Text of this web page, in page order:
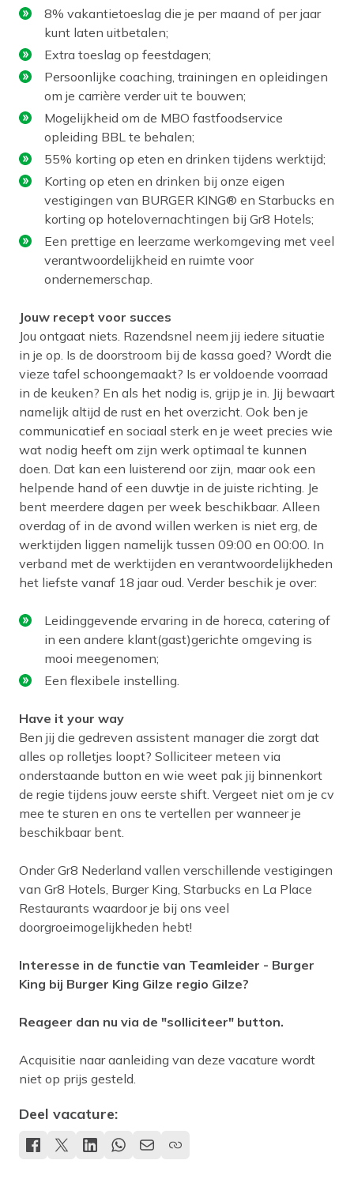
8% vakantietoeslag die je per maand of per jaar
kunt laten uitbetalen;
Extra toeslag op feestdagen;
Persoonlijke coaching, trainingen en opleidingen
om je carrière verder uit te bouwen;
Mogelijkheid om de MBO fastfoodservice
opleiding BBL te behalen;
55% korting op eten en drinken tijdens werktijd;
Korting op eten en drinken bij onze eigen
vestigingen van BURGER KING® en Starbucks en
korting op hotelovernachtingen bij Gr8 Hotels;
Een prettige en leerzame werkomgeving met veel
verantwoordelijkheid en ruimte voor
ondernemerschap.
Jouw recept voor succes
Jou ontgaat niets. Razendsnel neem jij iedere situatie
in je op. Is de doorstroom bij de kassa goed? Wordt die
vieze tafel schoongemaakt? Is er voldoende voorraad
in de keuken? En als het nodig is, grijp je in. Jij bewaart
namelijk altijd de rust en het overzicht. Ook ben je
communicatief en sociaal sterk en je weet precies wie
wat nodig heeft om zijn werk optimaal te kunnen
doen. Dat kan een luisterend oor zijn, maar ook een
helpende hand of een duwtje in de juiste richting. Je
bent meerdere dagen per week beschikbaar. Alleen
overdag of in de avond willen werken is niet erg, de
werktijden liggen namelijk tussen 09:00 en 00:00. In
verband met de werktijden en verantwoordelijkheden
het liefste vanaf 18 jaar oud. Verder beschik je over:
Leidinggevende ervaring in de horeca, catering of
in een andere klant(gast)gerichte omgeving is
mooi meegenomen;
Een flexibele instelling.
Have it your way
Ben jij die gedreven assistent manager die zorgt dat
alles op rolletjes loopt? Solliciteer meteen via
onderstaande button en wie weet pak jij binnenkort
de regie tijdens jouw eerste shift. Vergeet niet om je cv
mee te sturen en ons te vertellen per wanneer je
beschikbaar bent.
Onder Gr8 Nederland vallen verschillende vestigingen
van Gr8 Hotels, Burger King, Starbucks en La Place
Restaurants waardoor je bij ons veel
doorgroeimogelijkheden hebt!
Interesse in de functie van Teamleider - Burger
King bij Burger King Gilze regio Gilze?
Reageer dan nu via de "solliciteer" button.
Acquisitie naar aanleiding van deze vacature wordt
niet op prijs gesteld.
Deel vacature: